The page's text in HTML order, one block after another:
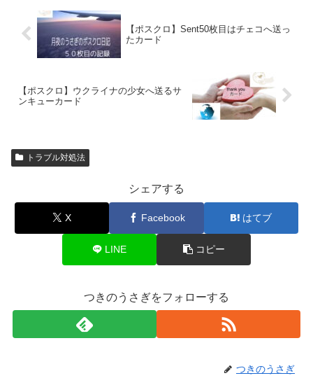
【ポスクロ】Sent50枚目はチェコへ送っ
たカード
【ポスクロ】ウクライナの少女へ送るサ
ンキューカード
トラブル対処法
シェアする
X Facebook はてブ
LINE コピー
つきのうさぎをフォローする
つきのうさぎ